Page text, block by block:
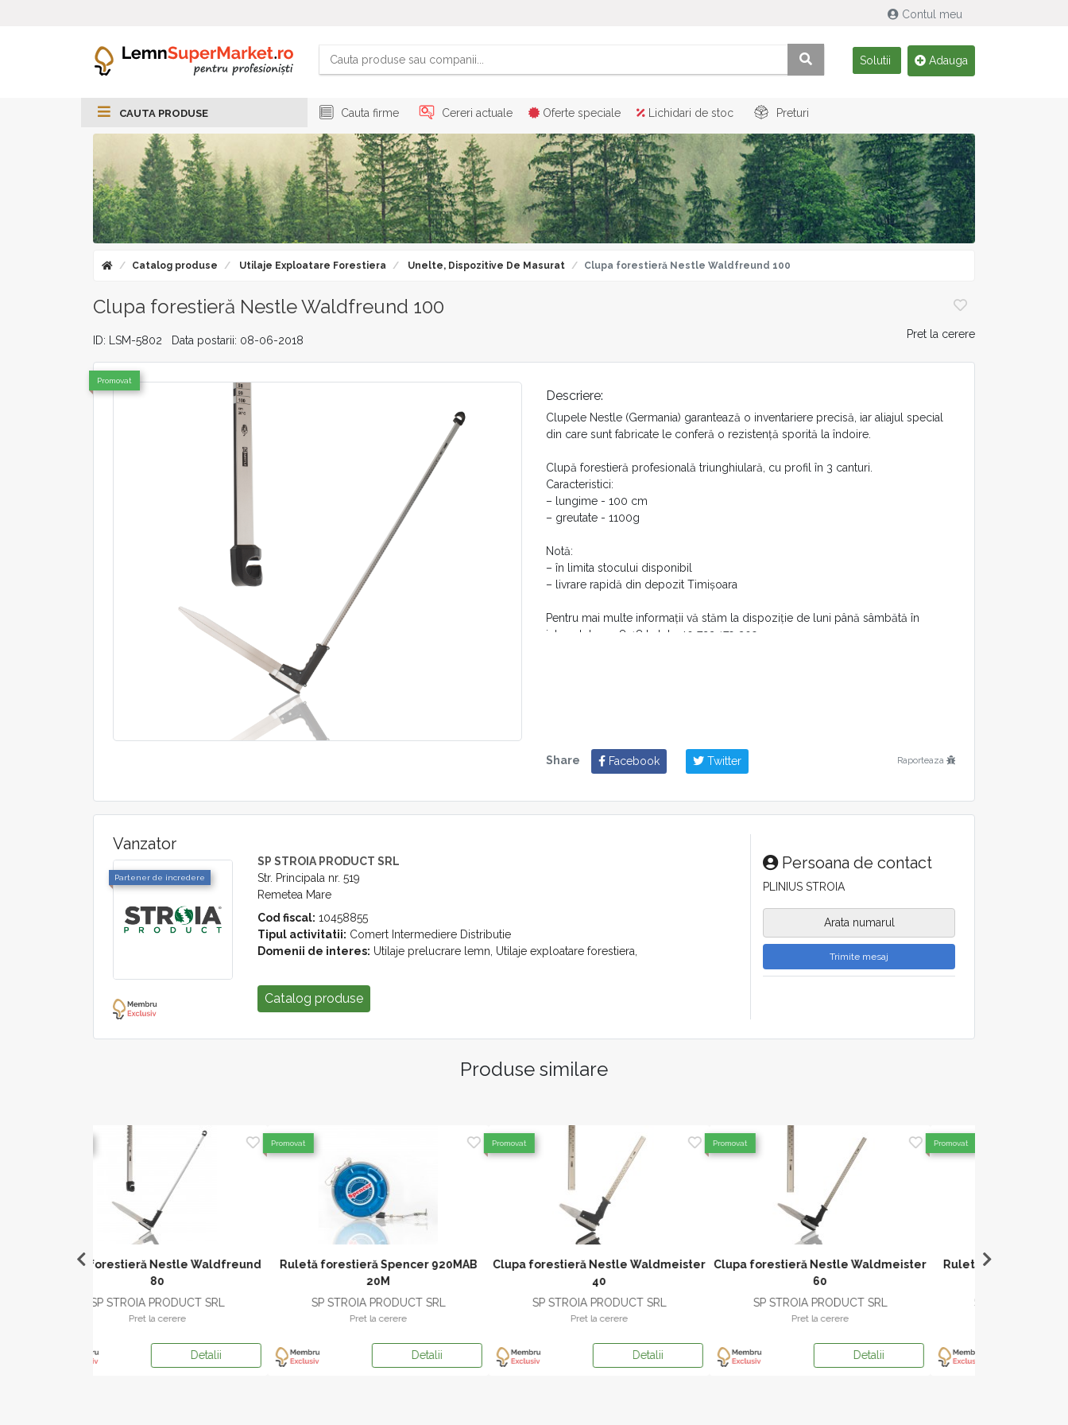
Contul meu
Solutii Adauga
CAUTA PRODUSE Cauta firme Cereri actuale Oferte speciale Lichidari de stoc Preturi
Catalog produse Utilaje Exploatare Forestiera Unelte, Dispozitive De Masurat Clupa forestieră Nestle Waldfreund 100
Clupa forestieră Nestle Waldfreund 100
ID: LSM-5802 Data postarii: 08-06-2018 Pret la cerere
Promovat
Descriere:
Clupele Nestle (Germania) garantează o inventariere precisă, iar aliajul special
din care sunt fabricate le conferă o rezistență sporită la îndoire.
Clupă forestieră profesională triunghiulară, cu profil în 3 canturi.
Caracteristici:
– lungime - 100 cm
– greutate - 1100g
Notă:
– în limita stocului disponibil
– livrare rapidă din depozit Timișoara
Pentru mai multe informații vă stăm la dispoziție de luni până sâmbătă în
intervalul orar 8-18 la tel. +40 723 179 309
Share Facebook Twitter Raporteaza
Vanzator
Partener de incredere
SP STROIA PRODUCT SRL
Str. Principala nr. 519
Remetea Mare
Cod fiscal: 10458855
Tipul activitatii: Comert Intermediere Distributie
Domenii de interes: Utilaje prelucrare lemn, Utilaje exploatare forestiera,
Catalog produse
Persoana de contact
PLINIUS STROIA
Arata numarul
Trimite mesaj
Produse similare
Waldfreund
Ruletă forestieră Spencer 920MAB
SP STROIA PRODUCT SRL
Pret la cerere
Promovat
Clupa forestieră Nestle Waldmeister
SP STROIA PRODUCT SRL
Pret la cerere
Clupa forestieră Nestle Waldmeister
SP STROIA PRODUCT SRL
Pret la cerere
Promovat
Ruletă forestieră Spencer 930MAB
SP STROIA PRODUCT SRL
Pret la cerere
Promovat
Clupa